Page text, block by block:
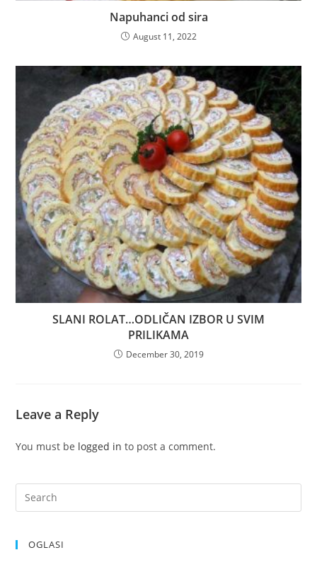
Napuhanci od sira
August 11, 2022
SLANI ROLAT…ODLIČAN IZBOR U SVIM
PRILIKAMA
December 30, 2019
Leave a Reply
You must be logged in to post a comment.
OGLASI